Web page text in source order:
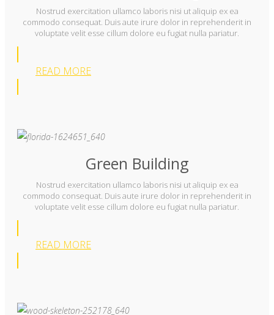
Nostrud exercitation ullamco laboris nisi ut aliquip ex ea
commodo consequat. Duis aute irure dolor in reprehenderit in
voluptate velit esse cillum dolore eu fugiat nulla pariatur.
READ MORE
Green Building
Nostrud exercitation ullamco laboris nisi ut aliquip ex ea
commodo consequat. Duis aute irure dolor in reprehenderit in
voluptate velit esse cillum dolore eu fugiat nulla pariatur.
READ MORE